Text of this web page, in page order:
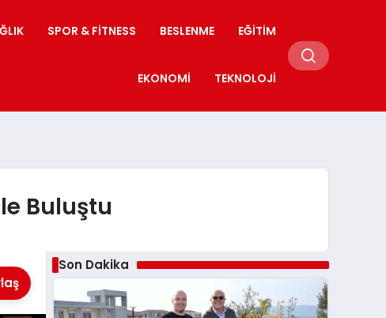
SPOR & FITNESS BESLENME EĞITIM
EKONOMI TEKNOLOJI
Buluştu
Son Dakika